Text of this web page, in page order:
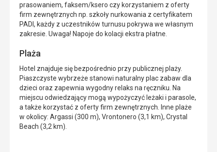
prasowaniem, faksem/ksero czy korzystaniem z oferty
firm zewnętrznych np. szkoły nurkowania z certyfikatem
PADI, każdy z uczestników turnusu pokrywa we własnym
zakresie. Uwaga! Napoje do kolacji ekstra płatne.
Plaża
Hotel znajduje się bezpośrednio przy publicznej plaży.
Piaszczyste wybrzeże stanowi naturalny plac zabaw dla
dzieci oraz zapewnia wygodny relaks na ręczniku. Na
miejscu odwiedzający mogą wypożyczyć leżaki i parasole,
a także korzystać z oferty firm zewnętrznych. Inne plaże
w okolicy: Argassi (300 m), Vrontonero (3,1 km), Crystal
Beach (3,2 km).